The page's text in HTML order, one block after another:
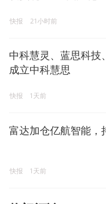
快报 21小时前
中科慧灵、蓝思科技
成立中科慧思
快报 1天前
富达加仓亿航智能，
快报 1天前